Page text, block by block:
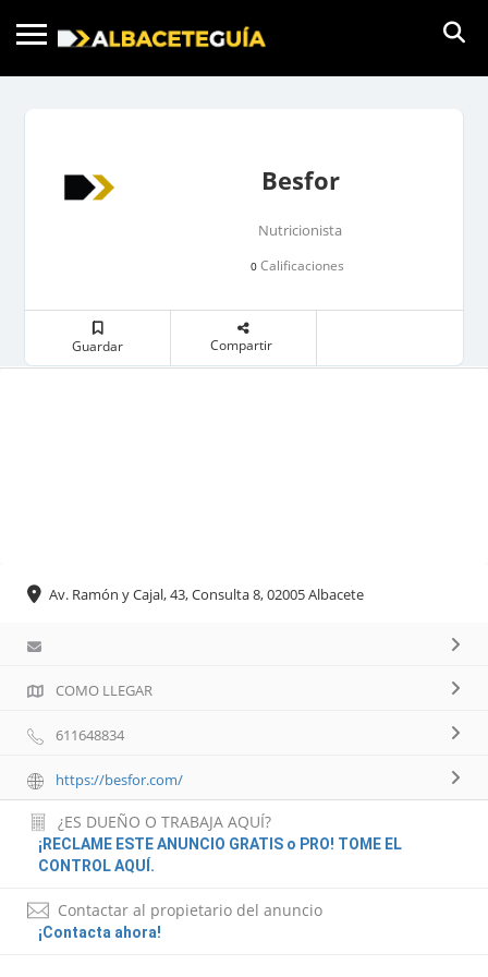
Besfor
Nutricionista
0Calificaciones
Guardar Compartir
Av. Ramón y Cajal, 43, Consulta 8, 02005 Albacete
COMO LLEGAR
611648834
https://besfor.com/
¿ES DUEÑO O TRABAJA AQUÍ?
¡RECLAME ESTE ANUNCIO GRATIS o PRO! TOME EL
CONTROL AQUÍ.
Contactar al propietario del anuncio
¡Contacta ahora!